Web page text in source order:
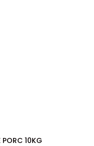
PORC 10KG